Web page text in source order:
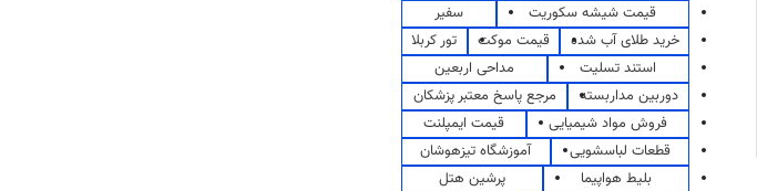
قیمت شیشه سکوریت
سفیر
خرید طلای آب شده
قیمت موکت
تور کربلا
استند تسلیت
مداحی اربعین
دوربین مداربسته
مرجع پاسخ معتبر پزشکان
فروش مواد شیمیایی
قیمت ایمپلنت
قطعات لباسشویی
آموزشگاه تیزهوشان
بلیط هواپیما
پرشین هتل